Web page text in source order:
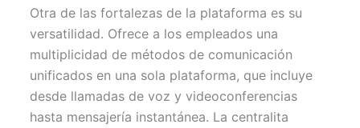
Otra de las fortalezas de la plataforma es su
versatilidad. Ofrece a los empleados una
multiplicidad de métodos de comunicación
unificados en una sola plataforma, que incluye
desde llamadas de voz y videoconferencias
hasta mensajería instantánea. La centralita